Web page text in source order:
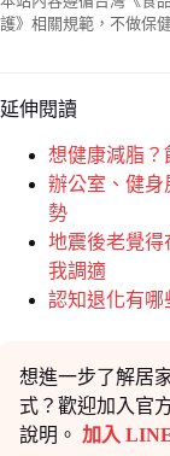
護》相關規範，不做保
延伸閱讀
想健康減脂？
辦公室、健身
勢
地震後老覺得
我調適
認知退化有哪
想進一步了解居
式？歡迎加入官
說明。 加入